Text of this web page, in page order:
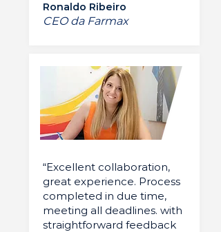
Ronaldo Ribeiro
CEO da Farmax
“Excellent collaboration,
great experience. Process
completed in due time,
meeting all deadlines. with
straightforward feedback